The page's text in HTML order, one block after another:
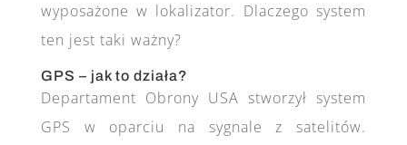
wyposażone w lokalizator. Dlaczego system
ten jest taki ważny?
GPS – jak to działa?
Departament Obrony USA stworzył system
GPS w oparciu na sygnale z satelitów.